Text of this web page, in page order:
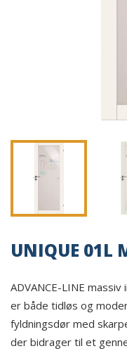
UNIQUE 01L
ADVANCE-LINE
er både tidløs og
fyldningsdør med
der bidrager til et